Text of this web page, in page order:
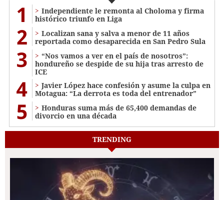
1
Independiente le remonta al Choloma y firma
histórico triunfo en Liga
2
Localizan sana y salva a menor de 11 años
reportada como desaparecida en San Pedro Sula
3
“Nos vamos a ver en el país de nosotros”:
hondureño se despide de su hija tras arresto de
ICE
4
Javier López hace confesión y asume la culpa en
Motagua: “La derrota es toda del entrenador”
5
Honduras suma más de 65,400 demandas de
divorcio en una década
TRENDING